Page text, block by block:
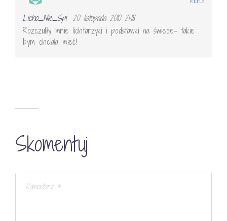
Licho_Nie_Spi 20 listopada 2010 21:18
Rozczuliły mnie lichtarzyki i podstawki na świece- takie
bym chciała mieć!
Skomentuj